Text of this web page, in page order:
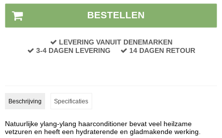
BESTELLEN
LEVERING VANUIT DENEMARKEN
3-4 DAGEN LEVERING
14 DAGEN RETOUR
Beschrijving Specificaties
Natuurlijke ylang-ylang haarconditioner bevat veel heilzame
vetzuren en heeft een hydraterende en gladmakende werking.